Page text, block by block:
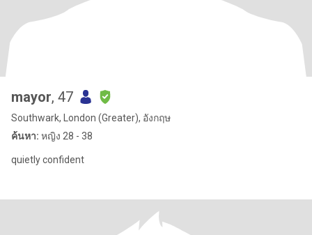
mayor, 47
Southwark, London (Greater), อังกฤษ
ค้นหา: หญิง 28 - 38
quietly confident